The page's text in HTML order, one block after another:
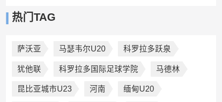
热门TAG
萨沃亚 马瑟韦尔U20 科罗拉多跃泉
犹他联 科罗拉多国际足球学院 马德林
昆比亚城市U23 河南 缅甸U20